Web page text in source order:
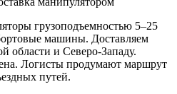
грузоподъемностью 5–25
машины. Доставляем
и Северо-Западу.
Логисты продумают маршрут
путей.